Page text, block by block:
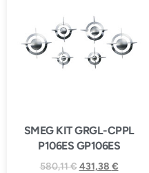
SMEG KIT GRGL-CPPL
P106ES GP106ES
580,11€ 431,38 €